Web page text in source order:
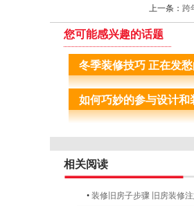
上一条： 跨
您可能感兴趣的话题
冬季装修技巧 正在发
如何巧妙的参与设计和
相关阅读
• 装修旧房子步骤 旧房装修